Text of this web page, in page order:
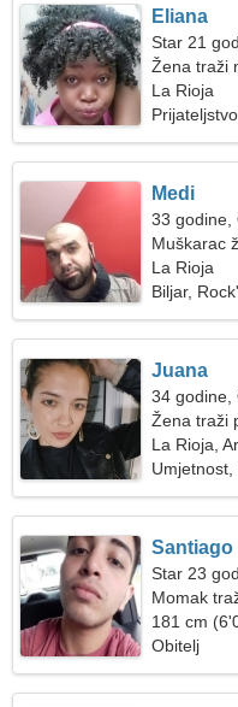
Eliana
Star 21
Žena traži
La Rioja
Prijateljstvo
Medi
33 godine,
Muškarac
La Rioja
Biljar,
Juana
34 godine,
Žena traži
La Rioja,
Santiago
Star 23
Momak
181 cm
Obitelj